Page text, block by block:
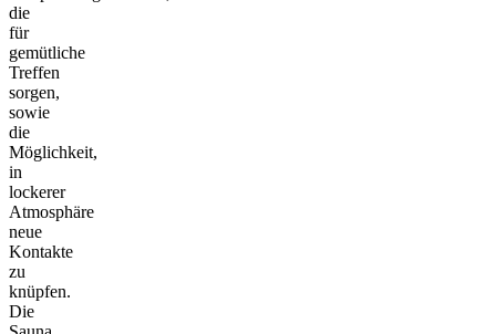
die
für
gemütliche
Treffen
sorgen,
sowie
die
Möglichkeit,
in
lockerer
Atmosphäre
neue
Kontakte
zu
knüpfen.
Die